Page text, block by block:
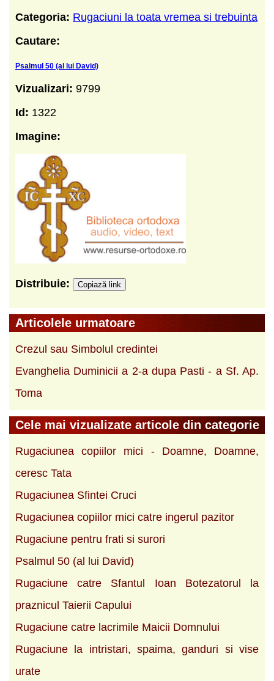
Categoria: Rugaciuni la toata vremea si trebuinta
Cautare:
Psalmul 50 (al lui David)
Vizualizari: 9799
Id: 1322
Imagine:
Distribuie: Copiază link
Articolele urmatoare
Crezul sau Simbolul credintei
Evanghelia Duminicii a 2-a dupa Pasti - a Sf. Ap.
Toma
Cele mai vizualizate articole din categorie
Rugaciunea copiilor mici - Doamne, Doamne,
ceresc Tata
Rugaciunea Sfintei Cruci
Rugaciunea copiilor mici catre ingerul pazitor
Rugaciune pentru frati si surori
Psalmul 50 (al lui David)
Rugaciune catre Sfantul Ioan Botezatorul la
praznicul Taierii Capului
Rugaciune catre lacrimile Maicii Domnului
Rugaciune la intristari, spaima, ganduri si vise
urate